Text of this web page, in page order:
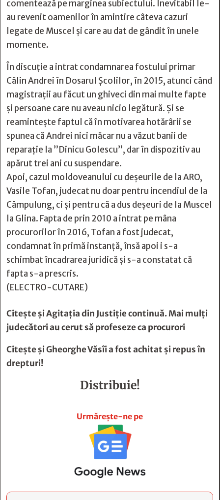
comentează pe marginea subiectului. Inevitabil le-
au revenit oamenilor în amintire câteva cazuri
legate de Muscel și care au dat de gândit în unele
momente.
În discuție a intrat condamnarea fostului primar
Călin Andrei în Dosarul Școlilor, în 2015, atunci când
magistrații au făcut un ghiveci din mai multe fapte
și persoane care nu aveau nicio legătură. Și se
reamintește faptul că în motivarea hotărârii se
spunea că Andrei nici măcar nu a văzut banii de
reparație la ”Dinicu Golescu”, dar în dispozitiv au
apărut trei ani cu suspendare.
Apoi, cazul moldoveanului cu deșeurile de la ARO,
Vasile Tofan, judecat nu doar pentru incendiul de la
Câmpulung, ci și pentru că a dus deșeuri de la Muscel
la Glina. Fapta de prin 2010 a intrat pe mâna
procurorilor în 2016, Tofan a fost judecat,
condamnat în primă instanță, însă apoi i s-a
schimbat încadrarea juridică și s-a constatat că
fapta s-a prescris.
(ELECTRO-CUTARE)
Citește șiAgitația din Justiție continuă. Mai mulți
judecători au cerut să profeseze ca procurori
Citește șiGheorghe Văsîi a fost achitat şi repus în
drepturi!
Distribuie!
Urmărește-ne pe